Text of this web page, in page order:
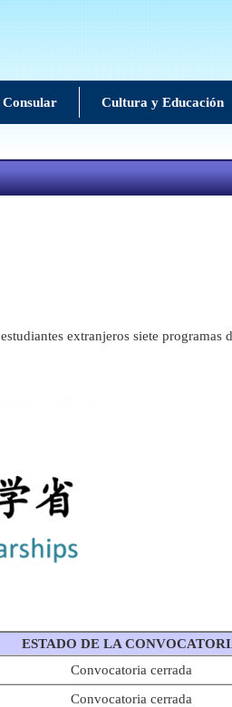
Consular Cultura y Educación
extranjeros siete programas
ESTADO DE LA
Convocatoria cerrada
Convocatoria cerrada